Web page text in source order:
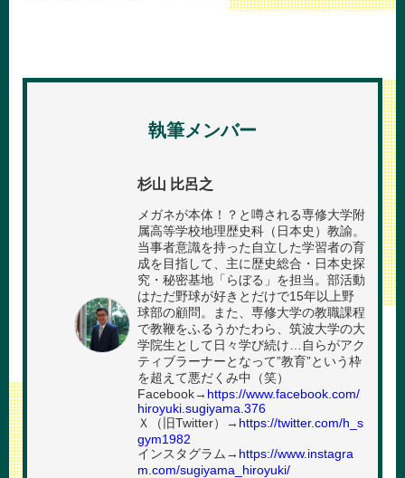
執筆メンバー
杉山 比呂之
メガネが本体！？と噂される専修大学附
属高等学校地理歴史科（日本史）教諭。
当事者意識を持った自立した学習者の育
成を目指して、主に歴史総合・日本史探
究・秘密基地「らぼる」を担当。部活動
はただ野球が好きとだけで15年以上野
球部の顧問。また、専修大学の教職課程
で教鞭をふるうかたわら、筑波大学の大
学院生として日々学び続け…自らがアク
ティブラーナーとなって”教育”という枠
を超えて悪だくみ中（笑）
Facebook→ https://www.facebook.com/
hiroyuki.sugiyama.376
Ｘ（旧Twitter）→ https://twitter.com/h_s
gym1982
インスタグラム→ https://www.instagra
m.com/sugiyama_hiroyuki/